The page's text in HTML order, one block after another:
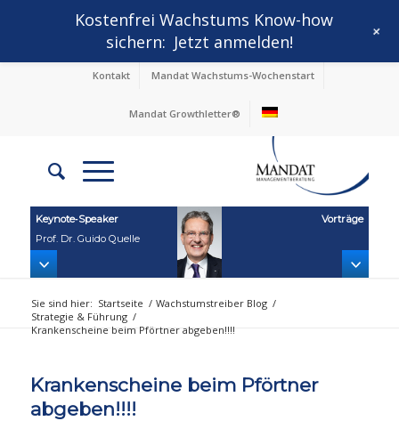
Kontakt Mandat Wachstums-Wochenstart
Mandat Growthletter®
Keynote‑Speaker
Prof. Dr. Guido Quelle
Vorträge
Sie sind hier: Startseite / Wachstumstreiber Blog /
Strategie & Führung /
Krankenscheine beim Pförtner abgeben!!!!
Krankenscheine beim Pförtner
abgeben!!!!
Kostenfrei Wachstums Know-how
sichern: Jetzt anmelden! +